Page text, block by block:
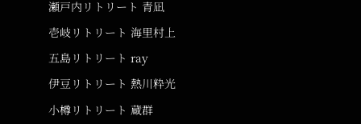
瀬戸内リトリート 青凪
壱岐リトリート 海里村上
五島リトリート ray
伊豆リトリート 熱川粋光
小樽リトリート 蔵群